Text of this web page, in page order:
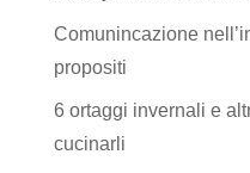
Comunincazione
propositi
6 ortaggi invernali e
cucinarli